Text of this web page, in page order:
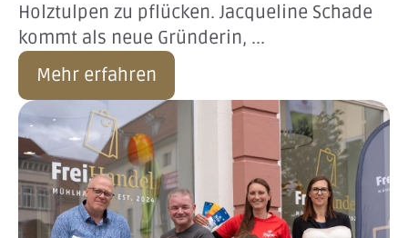
Holztulpen zu pflücken. Jacqueline Schade
kommt als neue Gründerin, ...
Mehr erfahren